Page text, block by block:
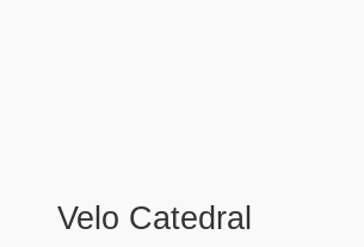
Velo Catedral